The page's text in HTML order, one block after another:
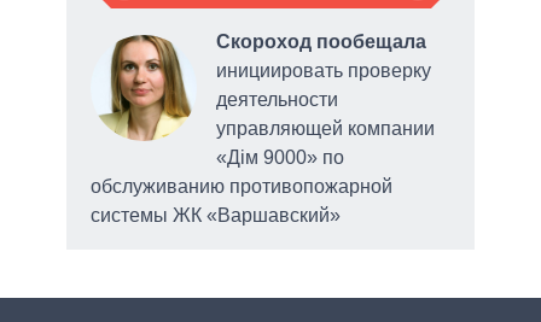
Скороход пообещала
инициировать проверку
деятельности
управляющей компании
«Дім 9000» по
обслуживанию противопожарной
системы ЖК «Варшавский»